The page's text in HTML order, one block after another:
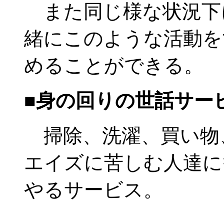
また同じ様な状況
緒にこのような活動
めることができる。
■身の回りの世話サー
掃除、洗濯、買い物
エイズに苦しむ人達
やるサービス。